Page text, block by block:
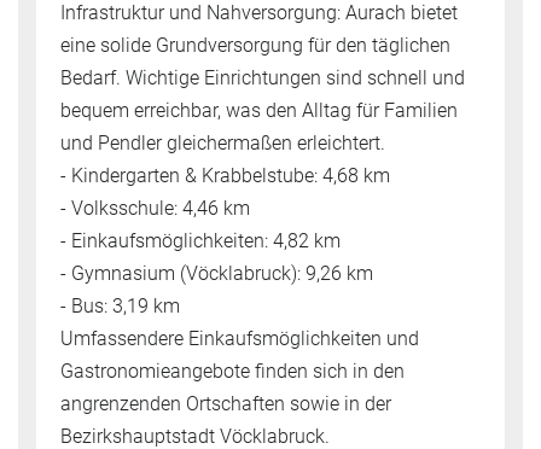
Infrastruktur und Nahversorgung: Aurach bietet
eine solide Grundversorgung für den täglichen
Bedarf. Wichtige Einrichtungen sind schnell und
bequem erreichbar, was den Alltag für Familien
und Pendler gleichermaßen erleichtert.
- Kindergarten & Krabbelstube: 4,68 km
- Volksschule: 4,46 km
- Einkaufsmöglichkeiten: 4,82 km
- Gymnasium (Vöcklabruck): 9,26 km
- Bus: 3,19 km
Umfassendere Einkaufsmöglichkeiten und
Gastronomieangebote finden sich in den
angrenzenden Ortschaften sowie in der
Bezirkshauptstadt Vöcklabruck.